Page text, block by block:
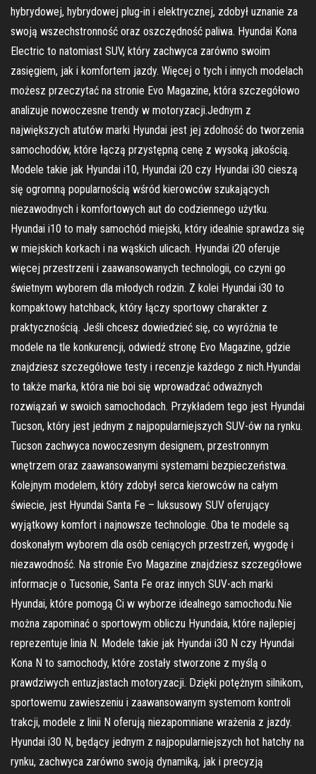
hybrydowej, hybrydowej plug-in i elektrycznej, zdobył uznanie za
swoją wszechstronność oraz oszczędność paliwa. Hyundai Kona
Electric to natomiast SUV, który zachwyca zarówno swoim
zasięgiem, jak i komfortem jazdy. Więcej o tych i innych modelach
możesz przeczytać na stronie Evo Magazine, która szczegółowo
analizuje nowoczesne trendy w motoryzacji.Jednym z
największych atutów marki Hyundai jest jej zdolność do tworzenia
samochodów, które łączą przystępną cenę z wysoką jakością.
Modele takie jak Hyundai i10, Hyundai i20 czy Hyundai i30 cieszą
się ogromną popularnością wśród kierowców szukających
niezawodnych i komfortowych aut do codziennego użytku.
Hyundai i10 to mały samochód miejski, który idealnie sprawdza się
w miejskich korkach i na wąskich ulicach. Hyundai i20 oferuje
więcej przestrzeni i zaawansowanych technologii, co czyni go
świetnym wyborem dla młodych rodzin. Z kolei Hyundai i30 to
kompaktowy hatchback, który łączy sportowy charakter z
praktycznością. Jeśli chcesz dowiedzieć się, co wyróżnia te
modele na tle konkurencji, odwiedź stronę Evo Magazine, gdzie
znajdziesz szczegółowe testy i recenzje każdego z nich.Hyundai
to także marka, która nie boi się wprowadzać odważnych
rozwiązań w swoich samochodach. Przykładem tego jest Hyundai
Tucson, który jest jednym z najpopularniejszych SUV-ów na rynku.
Tucson zachwyca nowoczesnym designem, przestronnym
wnętrzem oraz zaawansowanymi systemami bezpieczeństwa.
Kolejnym modelem, który zdobył serca kierowców na całym
świecie, jest Hyundai Santa Fe – luksusowy SUV oferujący
wyjątkowy komfort i najnowsze technologie. Oba te modele są
doskonałym wyborem dla osób ceniących przestrzeń, wygodę i
niezawodność. Na stronie Evo Magazine znajdziesz szczegółowe
informacje o Tucsonie, Santa Fe oraz innych SUV-ach marki
Hyundai, które pomogą Ci w wyborze idealnego samochodu.Nie
można zapominać o sportowym obliczu Hyundaia, które najlepiej
reprezentuje linia N. Modele takie jak Hyundai i30 N czy Hyundai
Kona N to samochody, które zostały stworzone z myślą o
prawdziwych entuzjastach motoryzacji. Dzięki potężnym silnikom,
sportowemu zawieszeniu i zaawansowanym systemom kontroli
trakcji, modele z linii N oferują niezapomniane wrażenia z jazdy.
Hyundai i30 N, będący jednym z najpopularniejszych hot hatchy na
rynku, zachwyca zarówno swoją dynamiką, jak i precyzją